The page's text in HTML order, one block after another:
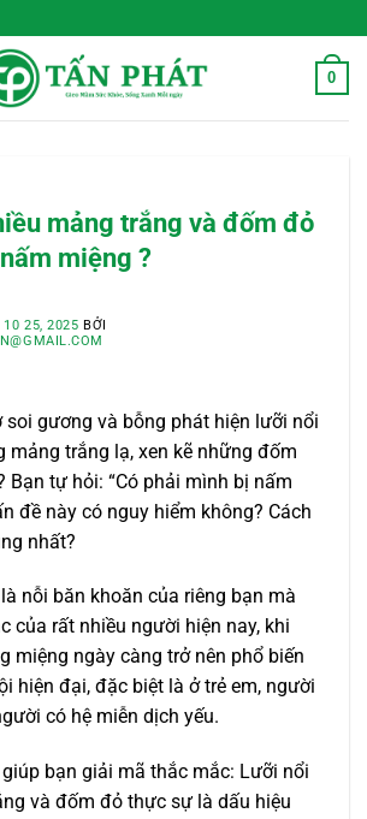
0
mảng trắng và đốm đỏ
miệng ?
10 25, 2025 BỞI
soi gương và bỗng phát hiện lưỡi nổi
mảng trắng lạ, xen kẽ những đốm
Bạn tự hỏi: “Có phải mình bị nấm
đề này có nguy hiểm không? Cách
nhất?
nỗi băn khoăn của riêng bạn mà
của rất nhiều người hiện nay, khi
miệng ngày càng trở nên phổ biến
hiện đại, đặc biệt là ở trẻ em, người
có hệ miễn dịch yếu.
giúp bạn giải mã thắc mắc: Lưỡi nổi
và đốm đỏ thực sự là dấu hiệu